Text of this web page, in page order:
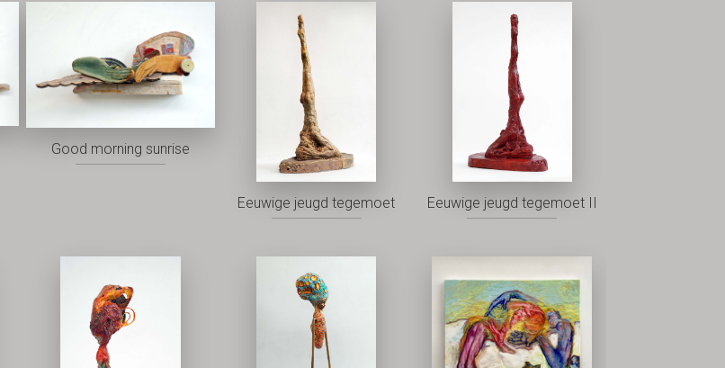
Good morning sunrise
Eeuwige jeugd tegemoet Eeuwige jeugd tegemoet II